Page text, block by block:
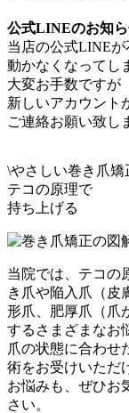
公式LINEのお知
当店の公式LINEが
動かなくなってし
大変お手数ですが
新しいアカウント
ご連絡お願い致し
\やさしい巻き爪矯
テコの原理で
持ち上げる
当院では、テコの
き爪や陥入爪（皮
形爪、肥厚爪（爪
するさまざまなお
爪の状態に合わせ
術をお受けいただ
お悩みも、ぜひお
さい。